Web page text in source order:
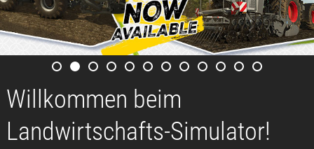
Willkommen beim
Landwirtschafts-Simulator!